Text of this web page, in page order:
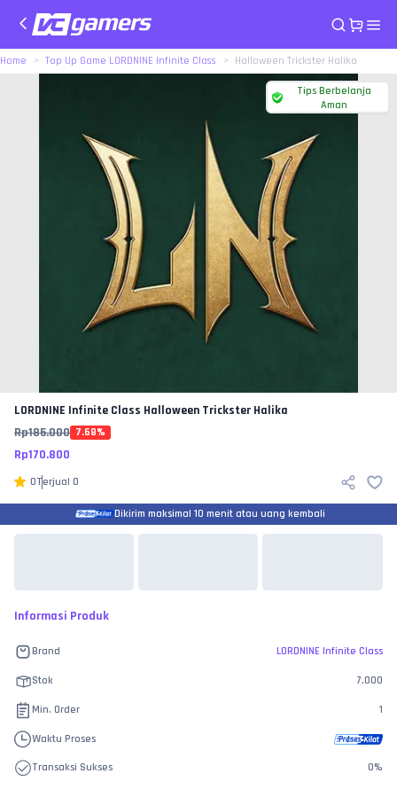
Home Top Up Game LORDNINE Infinite Class Halloween Trickster Halika
Tips Berbelanja
Aman
LORDNINE Infinite Class Halloween Trickster Halika
Rp185.000 7.68%
Rp170.800
0Terjual 0
Dikirim maksimal 10 menit atau uang kembali
Informasi Produk
Brand LORDNINE Infinite Class
Stok 7.000
Min. Order 1
Waktu Proses
Transaksi Sukses 0%